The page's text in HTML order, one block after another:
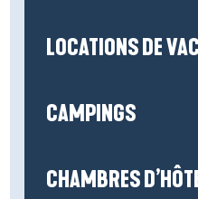
LOCATIONS DE
CAMPINGS
CHAMBRES
!